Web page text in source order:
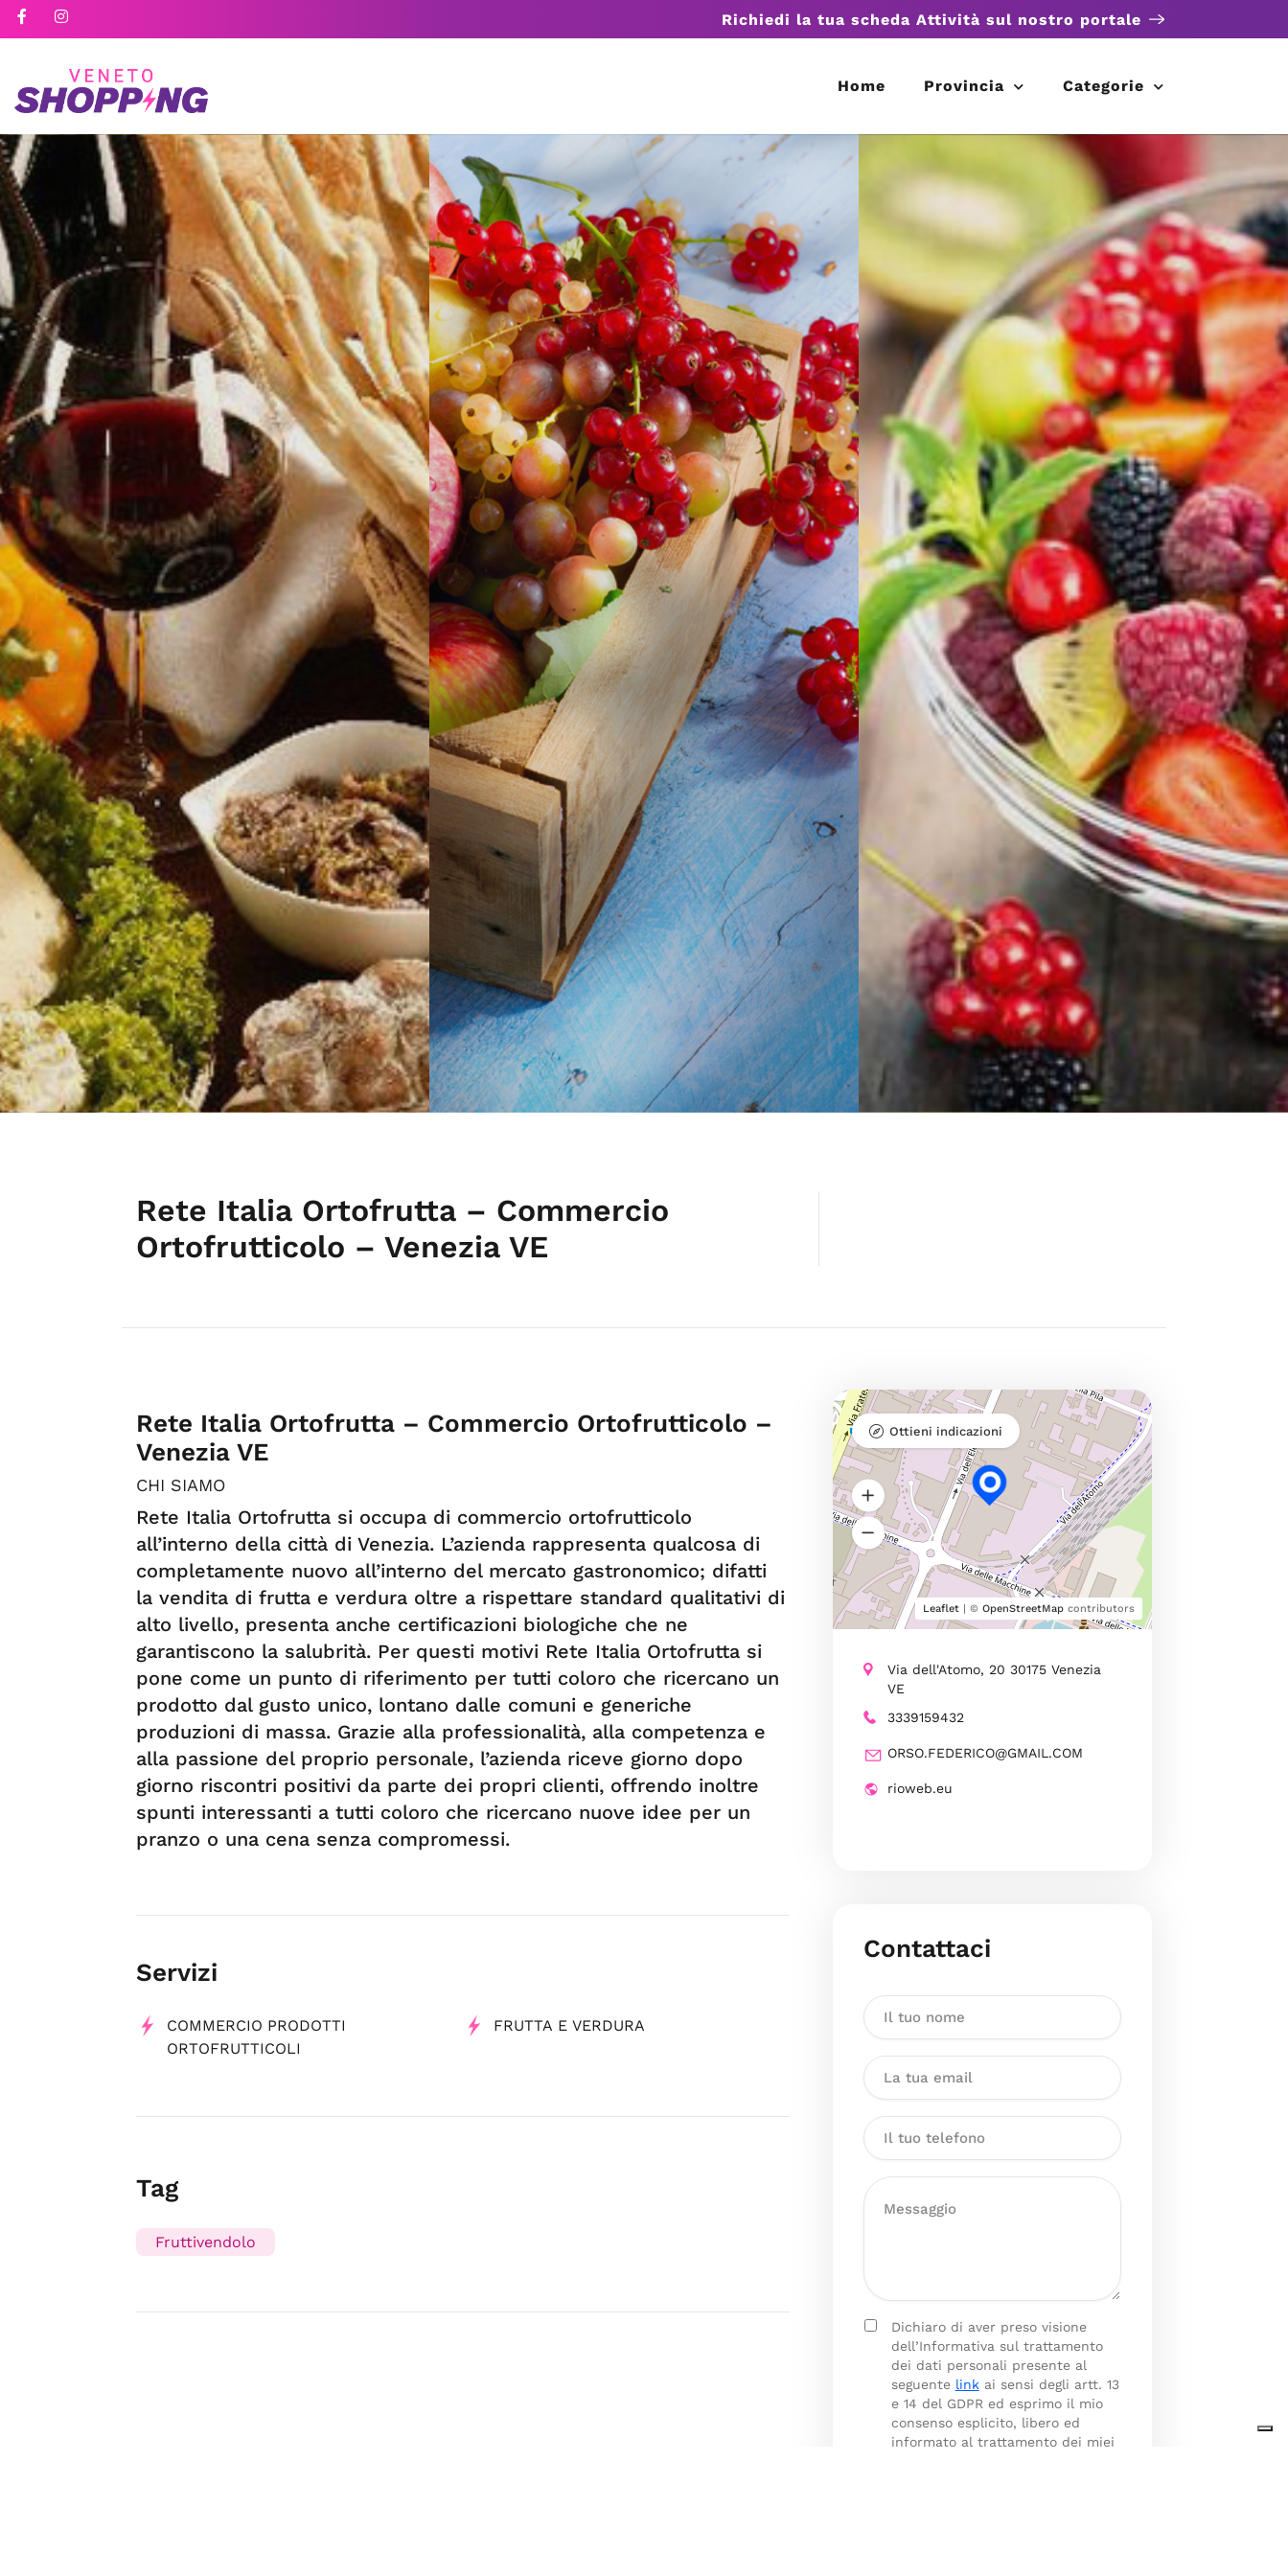
Richiedi la tua scheda Attività sul nostro portale
Home Provincia Categorie
Rete Italia Ortofrutta – Commercio
Ortofrutticolo – Venezia VE
Rete Italia Ortofrutta – Commercio Ortofrutticolo –
Venezia VE
CHI SIAMO
Rete Italia Ortofrutta si occupa di commercio ortofrutticolo
all’interno della città di Venezia. L’azienda rappresenta qualcosa di
completamente nuovo all’interno del mercato gastronomico; difatti
la vendita di frutta e verdura oltre a rispettare standard qualitativi di
alto livello, presenta anche certificazioni biologiche che ne
garantiscono la salubrità. Per questi motivi Rete Italia Ortofrutta si
pone come un punto di riferimento per tutti coloro che ricercano un
prodotto dal gusto unico, lontano dalle comuni e generiche
produzioni di massa. Grazie alla professionalità, alla competenza e
alla passione del proprio personale, l’azienda riceve giorno dopo
giorno riscontri positivi da parte dei propri clienti, offrendo inoltre
spunti interessanti a tutti coloro che ricercano nuove idee per un
pranzo o una cena senza compromessi.
Servizi
COMMERCIO PRODOTTI
ORTOFRUTTICOLI
FRUTTA E VERDURA
Tag
Fruttivendolo
Leaflet| © OpenStreetMapcontributors
Ottieni indicazioni
Via dell'Atomo, 20 30175 Venezia
VE
3339159432
ORSO.FEDERICO@GMAIL.COM
rioweb.eu
Contattaci
Dichiaro di aver preso visione
dell’Informativa sul trattamento
dei dati personali presente al
seguente linkai sensi degli artt. 13
e 14 del GDPR ed esprimo il mio
consenso esplicito, libero ed
informato al trattamento dei miei